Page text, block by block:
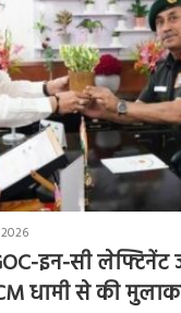
इन-सी
धामी से की